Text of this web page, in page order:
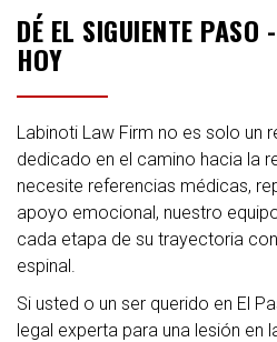
DÉ EL SIGUIENTE PASO
HOY
Labinoti Law Firm no es solo un
dedicado en el camino hacia la
necesite referencias médicas,
apoyo emocional, nuestro
cada etapa de su trayectoria
espinal.
Si usted o un ser querido en El
legal experta para una lesión en